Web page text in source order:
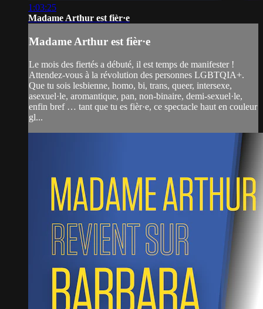
1:03:25
Madame Arthur est fièr·e
Madame Arthur est fièr·e
Le mois des fiertés a débuté, il est temps de manifester !
Attendez-vous à la révolution des personnes LGBTQIA+.
Que tu sois lesbienne, homo, bi, trans, queer, intersexe,
asexuel·le, aromantique, pan, non-binaire, demi-sexuel·le,
enfin bref … tant que tu es fièr·e, ce spectacle haut en couleur
gl...